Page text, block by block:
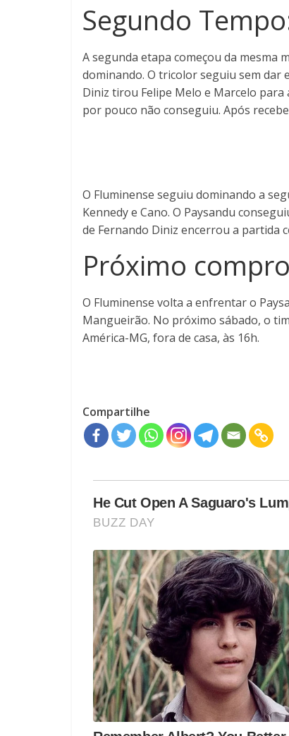
Segundo
A segunda etapa começou da mesma
dominando. O tricolor seguiu sem dar
Diniz tirou Felipe Melo e Marcelo para
por pouco não conseguiu. Após
O Fluminense seguiu dominando a
Kennedy e Cano. O Paysandu
de Fernando Diniz encerrou a partida
Próximo
O Fluminense volta a enfrentar o
Mangueirão. No próximo sábado, o
América-MG, fora de casa, às 16h.
Compartilhe